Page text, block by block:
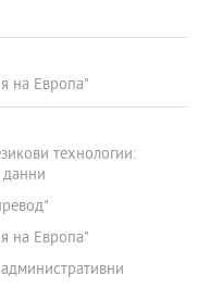
на Европа"
технологии:
данни
на Европа"